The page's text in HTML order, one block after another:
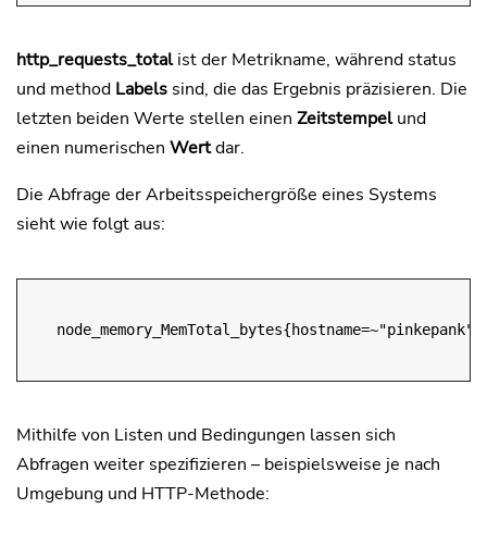
http_requests_totalist der Metrikname, während status
und method Labels sind, die das Ergebnis präzisieren. Die
letzten beiden Werte stellen einen Zeitstempelund
einen numerischen Wertdar.
Die Abfrage der Arbeitsspeichergröße eines Systems
sieht wie folgt aus:
Mithilfe von Listen und Bedingungen lassen sich
Abfragen weiter spezifizieren – beispielsweise je nach
Umgebung und HTTP-Methode: